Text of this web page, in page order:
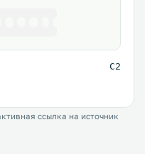
C2
ссылка на источник